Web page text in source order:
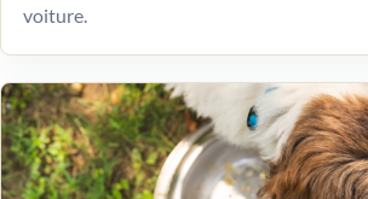
voiture.